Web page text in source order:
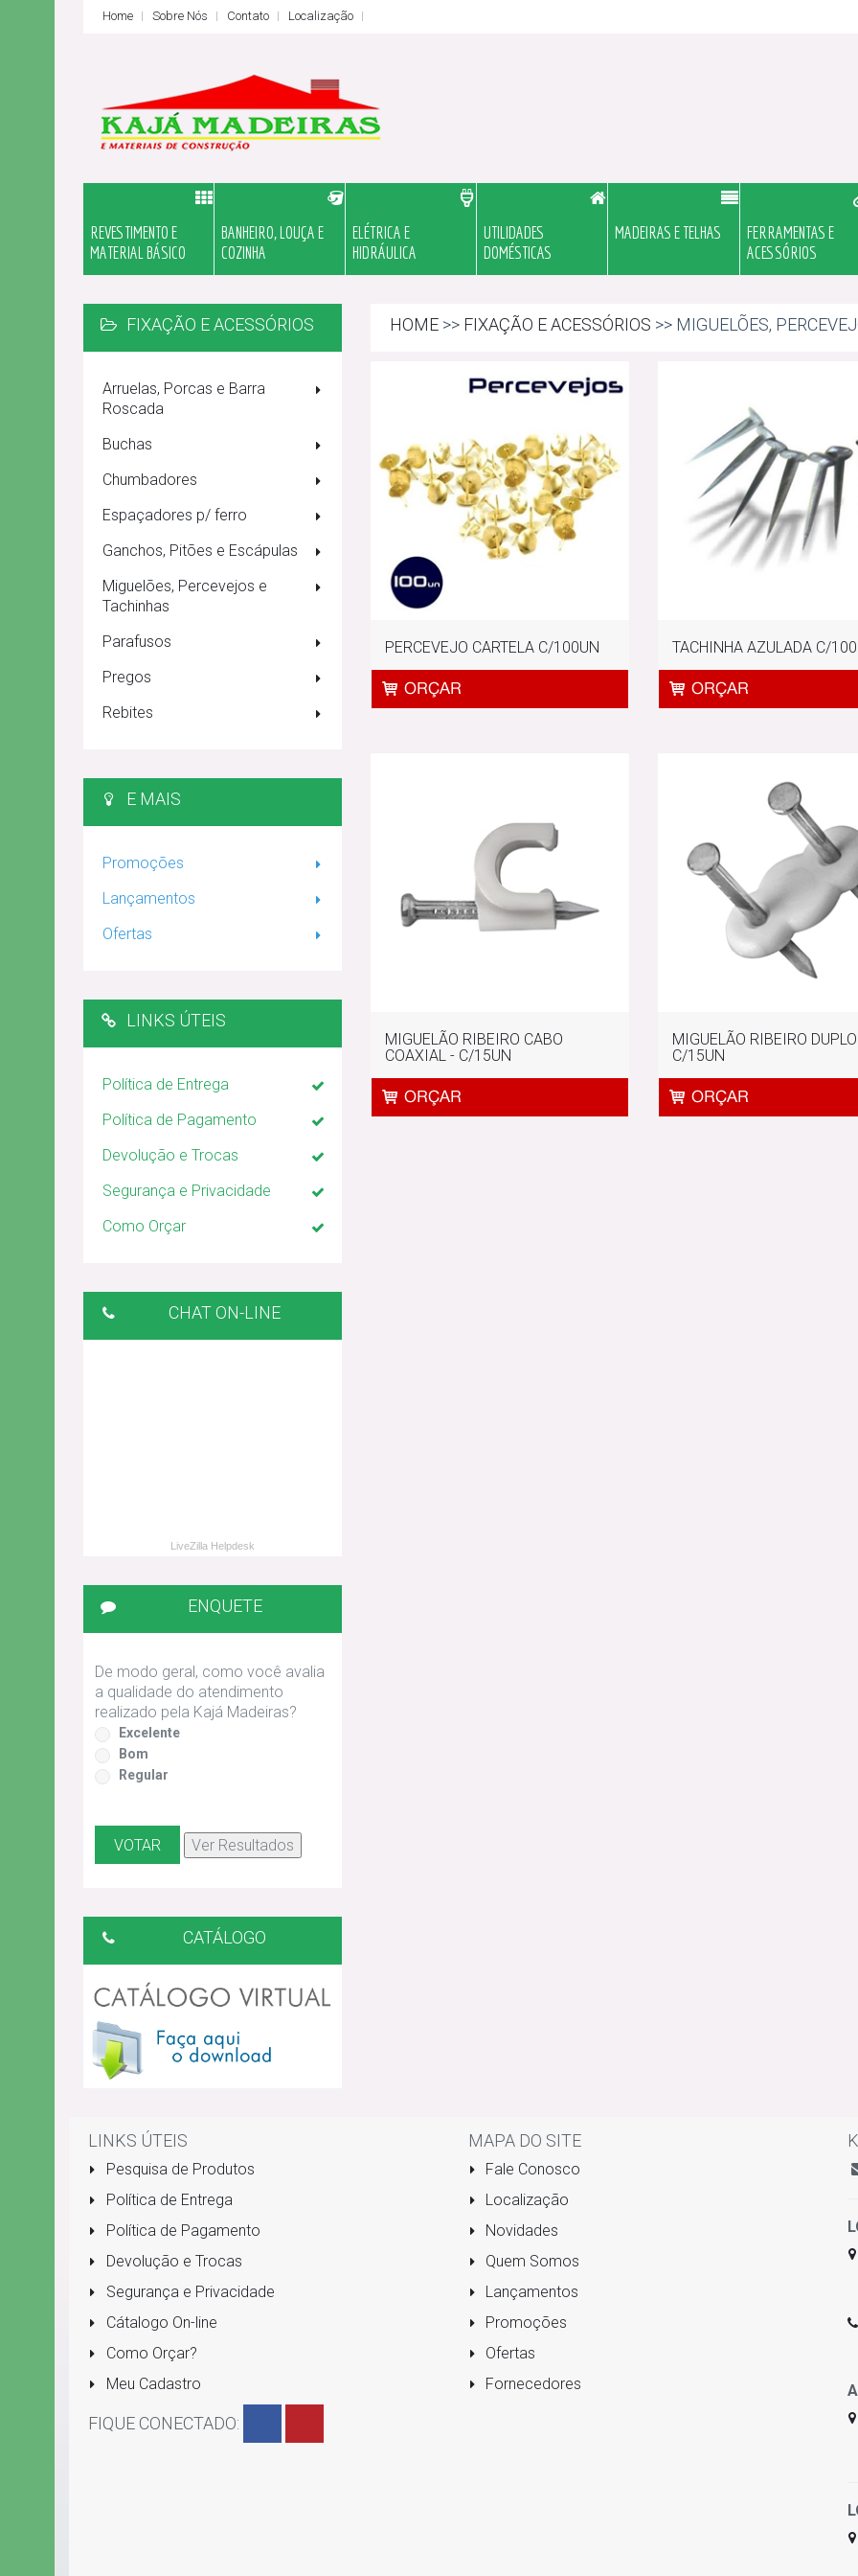
Home Sobre Nós Contato Localização
REVESTIMENTO E
MATERIAL BÁSICO
BANHEIRO, LOUÇA E
COZINHA
ELÉTRICA E
HIDRÁULICA
UTILIDADES
DOMÉSTICAS
MADEIRAS E TELHAS
FERRAMENTAS E
ACESSÓRIOS
FIXAÇÃO E ACESSÓRIOS
Arruelas, Porcas e Barra
Roscada
Buchas
Chumbadores
Espaçadores p/ ferro
Ganchos, Pitões e Escápulas
Miguelões, Percevejos e
Tachinhas
Parafusos
Pregos
Rebites
E MAIS
Promoções
Lançamentos
Ofertas
LINKS ÚTEIS
Política de Entrega
Política de Pagamento
Devolução e Trocas
Segurança e Privacidade
Como Orçar
CHAT ON-LINE
LiveZilla Helpdesk
ENQUETE
De modo geral, como você avalia
a qualidade do atendimento
realizado pela Kajá Madeiras?
Excelente
Bom
Regular
CATÁLOGO
HOME >> FIXAÇÃO E ACESSÓRIOS >> MIGUELÕES,
PERCEVEJO CARTELA C/100UN TACHINHA AZULADA C/
MIGUELÃO RIBEIRO CABO
COAXIAL - C/15UN
MIGUELÃO RIBEIRO
C/15UN
LINKS ÚTEIS
Pesquisa de Produtos
Política de Entrega
Política de Pagamento
Devolução e Trocas
Segurança e Privacidade
Cátalogo On-line
Como Orçar?
Meu Cadastro
FIQUE CONECTADO:
MAPA DO SITE
Fale Conosco
Localização
Novidades
Quem Somos
Lançamentos
Promoções
Ofertas
Fornecedores